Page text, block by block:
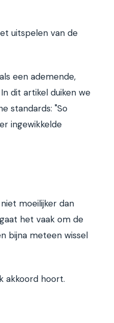
uitspelen van de
een ademende,
dit artikel duiken we
standards: "So
ingewikkelde
moeilijker dan
het vaak om de
bijna meteen wissel
akkoord hoort.